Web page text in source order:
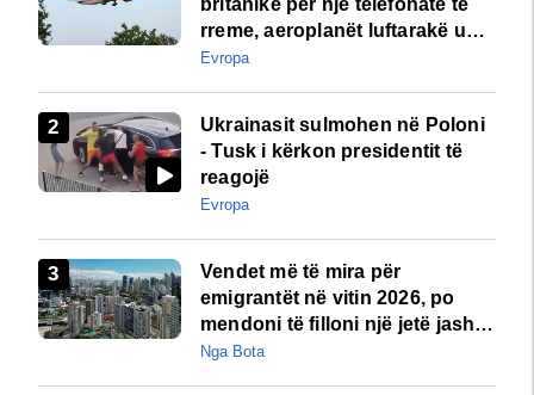
rreme, aeroplanët luftarakë u
ngritën në ajër për të
Mançesterit
Evropa
Ukrainasit sulmohen në Poloni
- Tusk i kërkon presidentit të
reagojë
Evropa
Vendet më të mira për
emigrantët në vitin 2026, po
mendoni të filloni një jetë jashtë
vendit?
Nga Bota